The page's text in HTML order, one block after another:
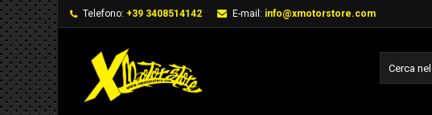
Telefono: +39 3408514142 E-mail: info@xmotorstore.com